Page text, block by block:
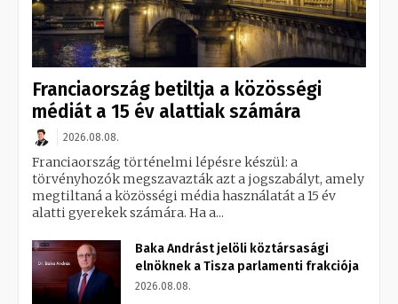
Franciaország betiltja a közösségi
médiát a 15 év alattiak számára
2026.08.08.
Franciaország történelmi lépésre készül: a
törvényhozók megszavazták azt a jogszabályt, amely
megtiltaná a közösségi média használatát a 15 év
alatti gyerekek számára. Ha a...
Baka Andrást jelöli köztársasági
elnöknek a Tisza parlamenti frakciója
2026.08.08.